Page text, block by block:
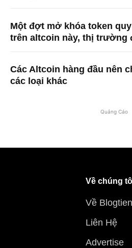
Một đợt mở khóa token
trên altcoin này, thị trường
Các Altcoin hàng đầu nên
các loại khác
Quảng Cáo
Về chúng
Về
Liên Hệ
Advertise